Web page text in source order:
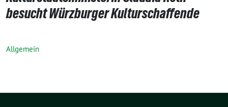
besucht Würzburger Kulturschaffende
Allgemein